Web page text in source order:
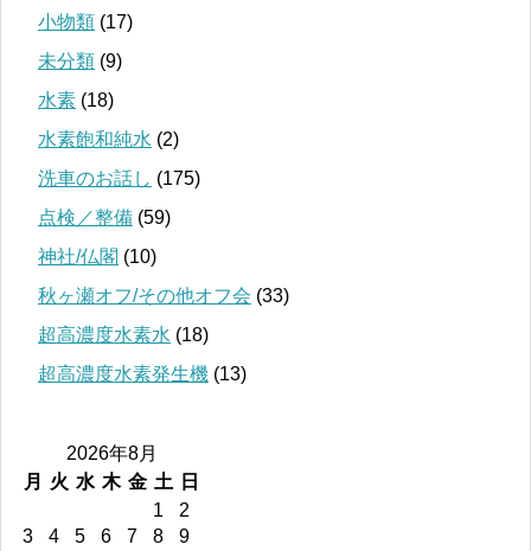
小物類 (17)
未分類 (9)
水素 (18)
水素飽和純水 (2)
洗車のお話し (175)
点検／整備 (59)
神社/仏閣 (10)
秋ヶ瀬オフ/その他オフ会 (33)
超高濃度水素水 (18)
超高濃度水素発生機 (13)
2026年8月
月
火 水 木 金 土
日
1
2
3
4 5 6 7 8
9